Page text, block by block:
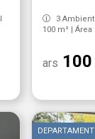
3
100 m² |
ars 100